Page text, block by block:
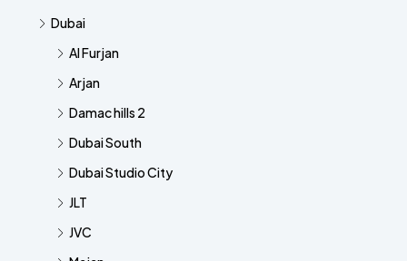
Dubai
Al Furjan
Arjan
Damac hills 2
Dubai South
Dubai Studio City
JLT
JVC